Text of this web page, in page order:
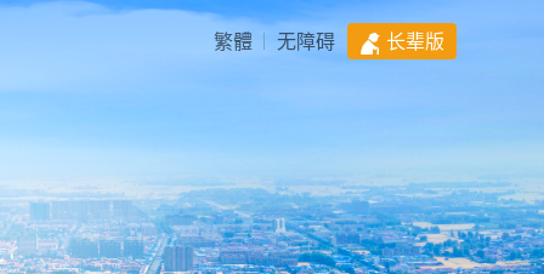
繁體 无障碍 长辈版